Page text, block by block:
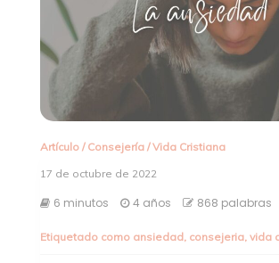
Artículo/ Consejería/Vida Cristiana
17 de octubre de 2022
6 minutos 4 años 868 palabras
Etiquetado como ansiedad, consejeria, vida